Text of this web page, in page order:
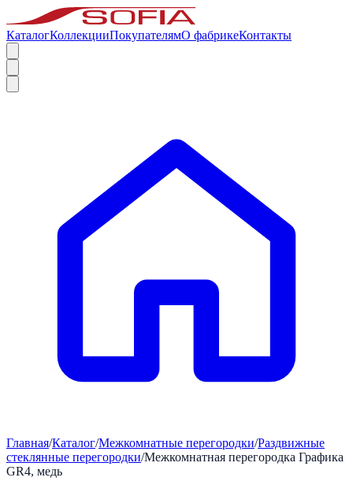
КаталогКоллекцииПокупателямО фабрикеКонтакты
Главная/Каталог/Межкомнатные перегородки/Раздвижные
стеклянные перегородки/Межкомнатная перегородка Графика
GR4, медь